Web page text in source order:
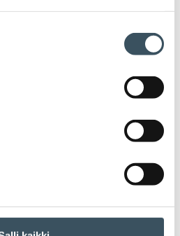
digikauppa
digitalisaatio
koulutus